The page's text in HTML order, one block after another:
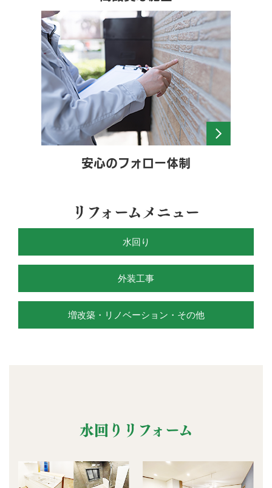
安心のフォロー体制
リフォームメニュー
水回り
外装工事
増改築・リノベーション・その他
水回りリフォーム